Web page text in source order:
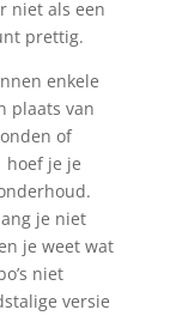
niet als een
prettig.
enkele
plaats van
of
hoef je je
je niet
je weet wat
niet
versie